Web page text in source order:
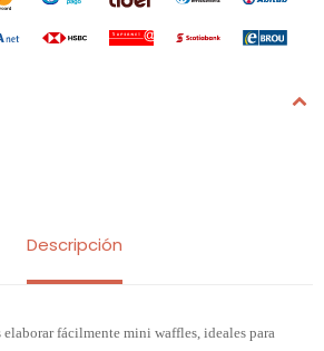
Descripción
elaborar fácilmente mini waffles, ideales para